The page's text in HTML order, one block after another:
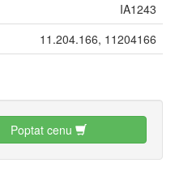
IA1243
11.204.166, 11204166
Poptat cenu